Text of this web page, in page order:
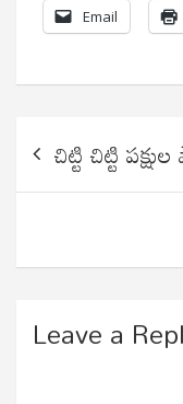
Email
navigation
చిట్టి చిట్టి
Leave a